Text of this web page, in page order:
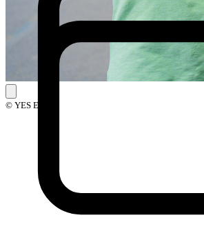
© YES Events